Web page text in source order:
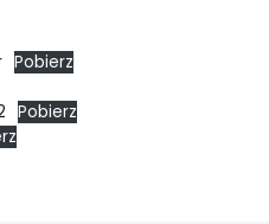
Pobierz
Pobierz